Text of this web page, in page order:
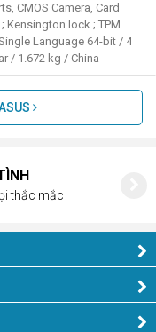
CMOS Camera, Card
Kensington lock ; TPM
Language 64-bit / 4
/ 1.672 kg / China
thắc mắc